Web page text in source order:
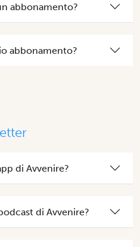
abbonamento?
abbonamento?
di Avvenire?
di Avvenire?